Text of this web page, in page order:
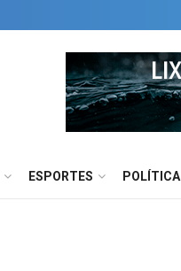
ESPORTES POLÍTICA